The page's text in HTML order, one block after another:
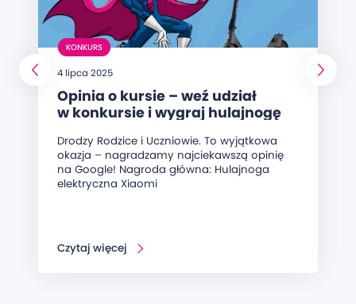
KONKURS
4 lipca 2025
Opinia o kursie – weź udział
w konkursie i wygraj hulajnogę
Drodzy Rodzice i Uczniowie. To wyjątkowa
okazja – nagradzamy najciekawszą opinię
na Google! Nagroda główna: Hulajnoga
elektryczna Xiaomi
Czytaj więcej